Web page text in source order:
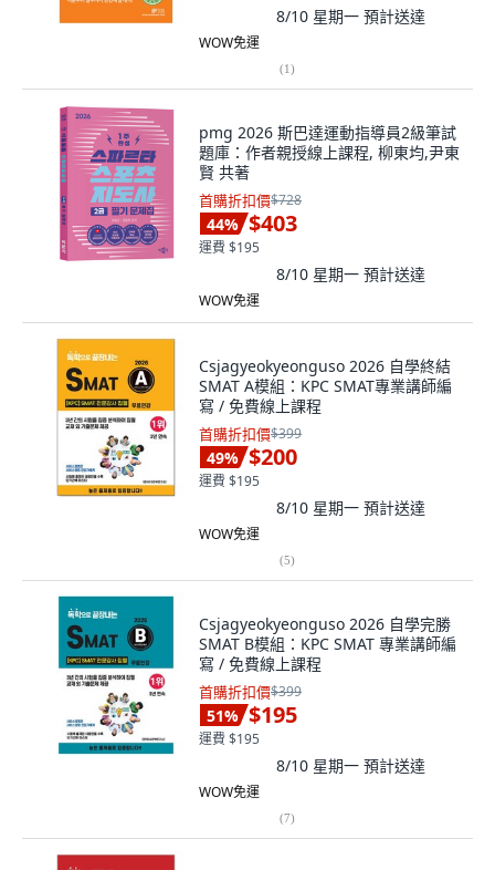
8/10 星期一 預計送達
WOW免運
(1)
pmg 2026 斯巴達運動指導員2級筆試
題庫：作者親授線上課程, 柳東均,尹東
賢 共著
首購折扣價$728
44% $403
運費 $195
8/10 星期一 預計送達
WOW免運
Csjagyeokyeonguso 2026 自學終結
SMAT A模組：KPC SMAT專業講師編
寫 / 免費線上課程
首購折扣價$399
49% $200
運費 $195
8/10 星期一 預計送達
WOW免運
(5)
Csjagyeokyeonguso 2026 自學完勝
SMAT B模組：KPC SMAT 專業講師編
寫 / 免費線上課程
首購折扣價$399
51% $195
運費 $195
8/10 星期一 預計送達
WOW免運
(7)